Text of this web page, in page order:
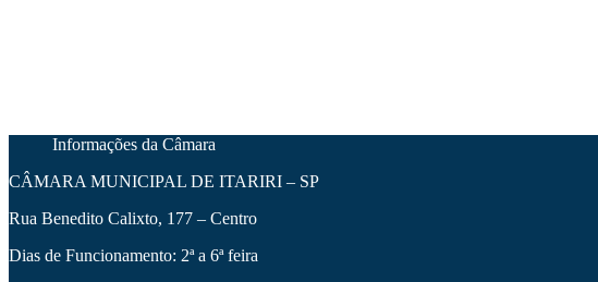
Informações da Câmara
CÂMARA MUNICIPAL DE ITARIRI – SP
Rua Benedito Calixto, 177 – Centro
Dias de Funcionamento: 2ª a 6ª feira